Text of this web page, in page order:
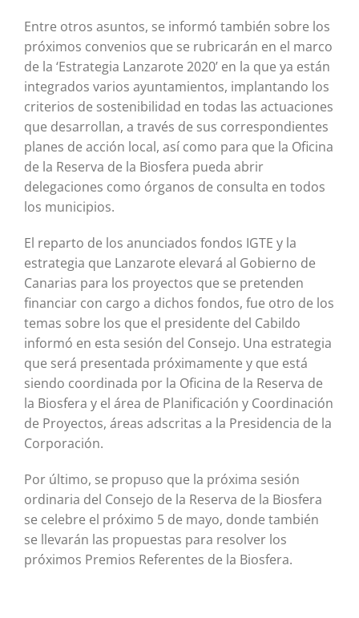
Entre otros asuntos, se informó también sobre los
próximos convenios que se rubricarán en el marco
de la ‘Estrategia Lanzarote 2020’ en la que ya están
integrados varios ayuntamientos, implantando los
criterios de sostenibilidad en todas las actuaciones
que desarrollan, a través de sus correspondientes
planes de acción local, así como para que la Oficina
de la Reserva de la Biosfera pueda abrir
delegaciones como órganos de consulta en todos
los municipios.
El reparto de los anunciados fondos IGTE y la
estrategia que Lanzarote elevará al Gobierno de
Canarias para los proyectos que se pretenden
financiar con cargo a dichos fondos, fue otro de los
temas sobre los que el presidente del Cabildo
informó en esta sesión del Consejo. Una estrategia
que será presentada próximamente y que está
siendo coordinada por la Oficina de la Reserva de
la Biosfera y el área de Planificación y Coordinación
de Proyectos, áreas adscritas a la Presidencia de la
Corporación.
Por último, se propuso que la próxima sesión
ordinaria del Consejo de la Reserva de la Biosfera
se celebre el próximo 5 de mayo, donde también
se llevarán las propuestas para resolver los
próximos Premios Referentes de la Biosfera.